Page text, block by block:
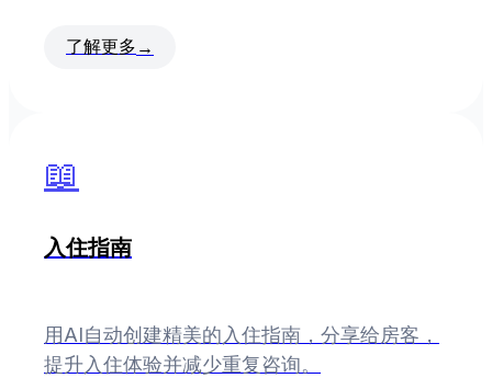
了解更多 →
📖
入住指南
用AI自动创建精美的入住指南，分享给房客，
提升入住体验并减少重复咨询。